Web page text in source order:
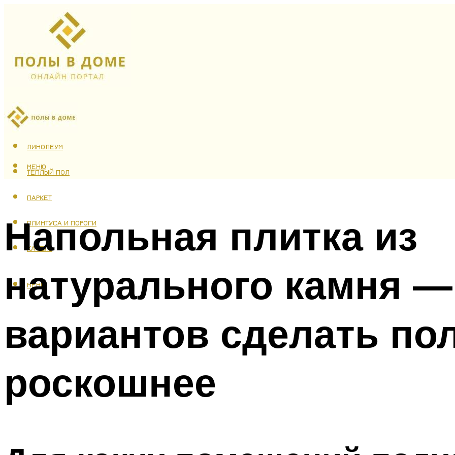
ЛАМИНАТ
ЛИНОЛЕУМ
ТЕПЛЫЙ ПОЛ
ПАРКЕТ
ПЛИНТУСА И ПОРОГИ
КАФЕЛЬ
МЕНЮ
МЕНЮ
Напольная плитка из
натурального камня
вариантов сделать
роскошнее